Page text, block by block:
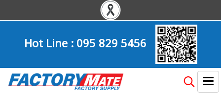
Hot Line :095 829 5456